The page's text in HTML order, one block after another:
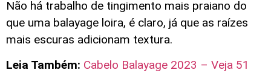
Não há trabalho de tingimento mais praiano do
que uma balayage loira, é claro, já que as raízes
mais escuras adicionam textura.
Leia Também: Cabelo Balayage 2023 – Veja 51